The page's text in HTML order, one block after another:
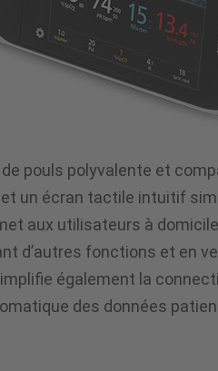
pouls polyvalente et
un écran tactile intuitif
aux utilisateurs à
d’autres fonctions et en
également la
des données